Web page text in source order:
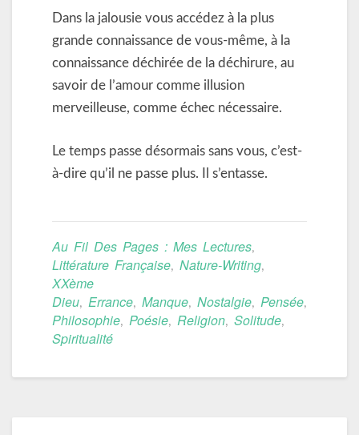
Dans la jalousie vous accédez à la plus
grande connaissance de vous-même, à la
connaissance déchirée de la déchirure, au
savoir de l’amour comme illusion
merveilleuse, comme échec nécessaire.
Le temps passe désormais sans vous, c’est-
à-dire qu’il ne passe plus. Il s’entasse.
Au Fil Des Pages : Mes Lectures,
Littérature Française, Nature-Writing,
XXème
Dieu, Errance, Manque, Nostalgie, Pensée,
Philosophie, Poésie, Religion, Solitude,
Spiritualité